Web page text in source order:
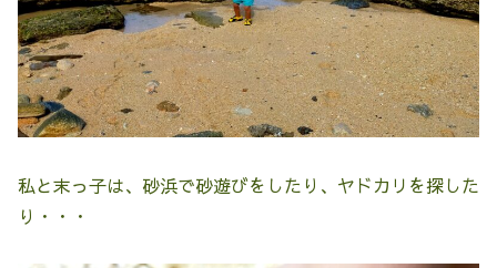
私と末っ子は、砂浜で砂遊びをしたり、ヤドカリを探した
り・・・